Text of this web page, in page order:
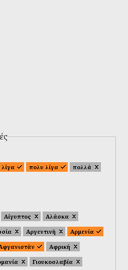
λίγα πολυ λίγα
πολλά
Αίγυπτος
Αλάσκα
Αργεντινή
Αρμενία
Αφρική
Γιουκοσλαβία